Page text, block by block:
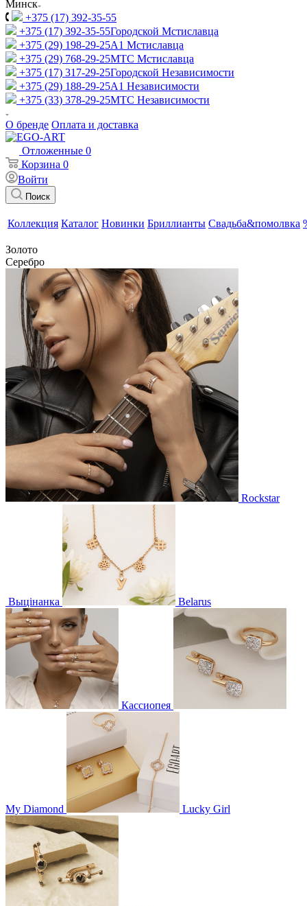
Минск
+375 (17) 392-35-55
+375 (17) 392-35-55Городской Мстиславца
+375 (29) 198-29-25A1 Мстиславца
+375 (29) 768-29-25МТС Мстиславца
+375 (17) 317-29-25Городской Независимости
+375 (29) 188-29-25A1 Независимости
+375 (33) 378-29-25МТС Независимости
О бренде Оплата и доставка
Отложенные 0
Корзина 0
Войти
Поиск
Коллекция Каталог Новинки Бриллианты Свадьба&помолвка
Золото
Серебро
Rockstar
Выцінанка Belarus
Кассиопея
My Diamond Lucky Girl